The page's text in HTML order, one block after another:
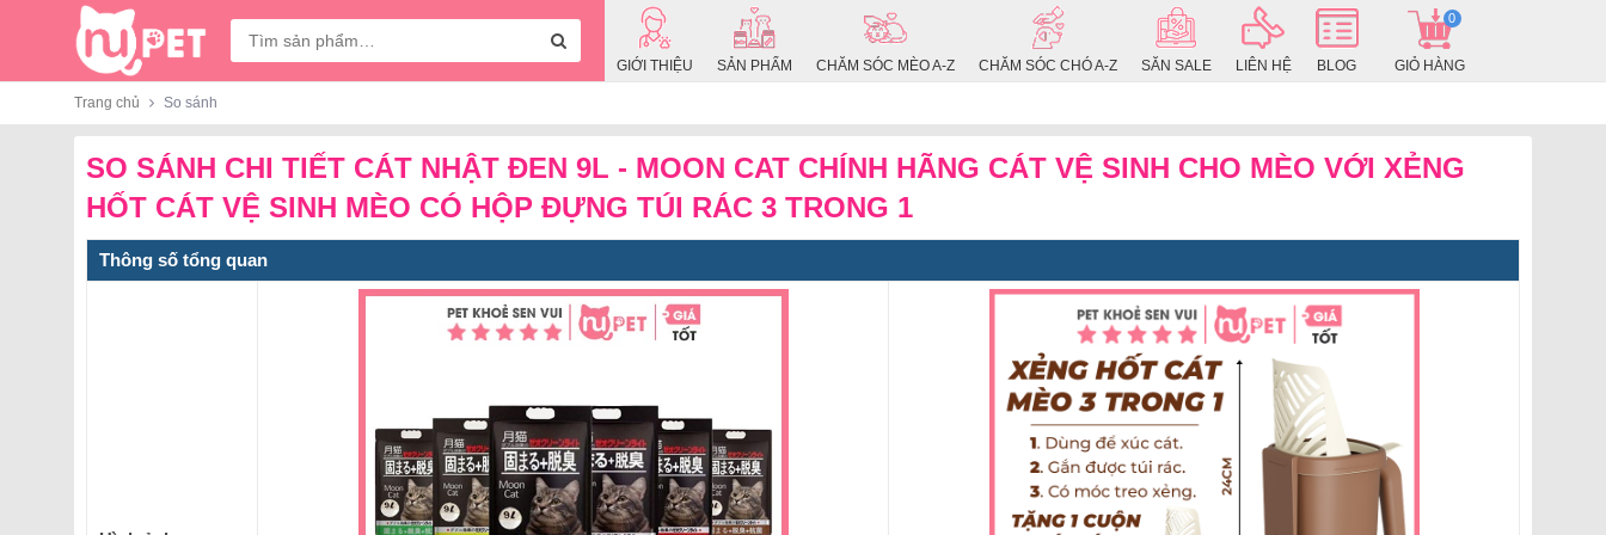
kiếm:
GIỚI THIỆU SẢN PHẨM CHĂM SÓC MÈO A-Z CHĂM SÓC CHÓ A-Z SĂN SALE LIÊN HỆ BLOG GIỎ HÀNG
0
Trang chủ So sánh
SO SÁNH CHI TIẾT CÁT NHẬT ĐEN 9L - MOON CAT CHÍNH HÃNG CÁT VỆ SINH CHO MÈO VỚI XẺNG
HỐT CÁT VỆ SINH MÈO CÓ HỘP ĐỰNG TÚI RÁC 3 TRONG 1
Thông số tổng quan